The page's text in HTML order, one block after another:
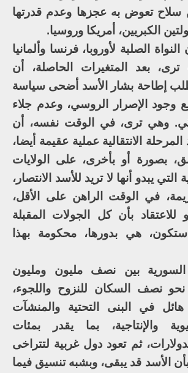
سلاح تعوض به عجزها وعدم قدرتها
الكبريين، أمريكا وروسيا.
الصلبة لأوروبا، فرنسا وألمانيا
ترى، بعد المتغيرات الحاصلة، أن
إطاحة بشار الأسد أضحى سياسة
وجود الإصرار الروسي، وعدم جلاء
وهي ترى، في الوقت نفسه، أن
الانتقالية عملية عقيمة أيضا،
بصورة أو بأخرى، على الولايات
التي يبدو أنها لا تريد للأسد الانتصار،
في الوقت الراهن على الأقل،
للاعتقاد بأن كل الجولات المقبلة
هي بدورها، محكومة بهذا
بين نصف مليون ومليون
نصف السكان للنزوح واللجوء،
في البنى التحتية والمنشآت
والإنتاجية، بما يقدر بمئات
ثم تعود دول غربية لتتراخى
الأسد قد يبقى، وبشبه تنسيق فيما